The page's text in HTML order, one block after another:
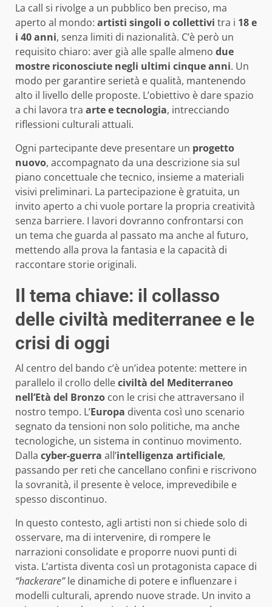
La call si rivolge a un pubblico ben preciso, ma
aperto al mondo: artisti singoli o collettivi tra i 18 e
i 40 anni, senza limiti di nazionalità. C’è però un
requisito chiaro: aver già alle spalle almeno due
mostre riconosciute negli ultimi cinque anni. Un
modo per garantire serietà e qualità, mantenendo
alto il livello delle proposte. L’obiettivo è dare spazio
a chi lavora tra arte e tecnologia, intrecciando
riflessioni culturali attuali.
Ogni partecipante deve presentare un progetto
nuovo, accompagnato da una descrizione sia sul
piano concettuale che tecnico, insieme a materiali
visivi preliminari. La partecipazione è gratuita, un
invito aperto a chi vuole portare la propria creatività
senza barriere. I lavori dovranno confrontarsi con
un tema che guarda al passato ma anche al futuro,
mettendo alla prova la fantasia e la capacità di
raccontare storie originali.
Il tema chiave: il collasso
delle civiltà mediterranee e le
crisi di oggi
Al centro del bando c’è un’idea potente: mettere in
parallelo il crollo delleciviltà del Mediterraneo
nell’Età del Bronzo con le crisi che attraversano il
nostro tempo. L’Europa diventa così uno scenario
segnato da tensioni non solo politiche, ma anche
tecnologiche, un sistema in continuo movimento.
Dalla cyber-guerra all’intelligenza artificiale,
passando per reti che cancellano confini e riscrivono
la sovranità, il presente è veloce, imprevedibile e
spesso discontinuo.
In questo contesto, agli artisti non si chiede solo di
osservare, ma di intervenire, di rompere le
narrazioni consolidate e proporre nuovi punti di
vista. L’artista diventa così un protagonista capace di
“hackerare”le dinamiche di potere e influenzare i
modelli culturali, aprendo nuove strade. Un invito a